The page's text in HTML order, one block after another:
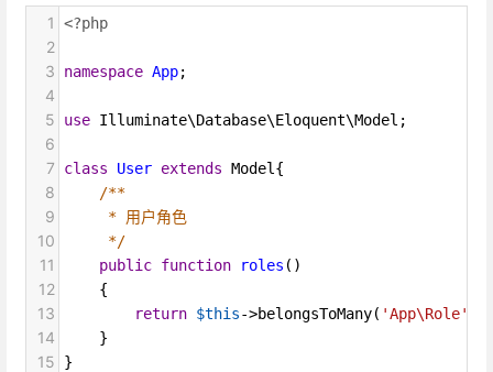
1 <?php
2
3
namespace App;
4
5
use Illuminate\Database\Eloquent\Model ;
6
7
class User extends Model {
8 /**
9 * 用户角色
10 */
11 public function roles ()
12
    {
13 return $this->belongsToMany( 'App\Role'
14
    }
15 }